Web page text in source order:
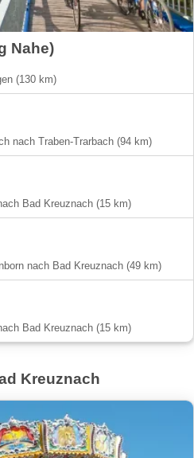
Nahe)
(130 km)
nach Traben-Trarbach (94 km)
Bad Kreuznach (15 km)
nach Bad Kreuznach (49 km)
Bad Kreuznach (15 km)
Kreuznach